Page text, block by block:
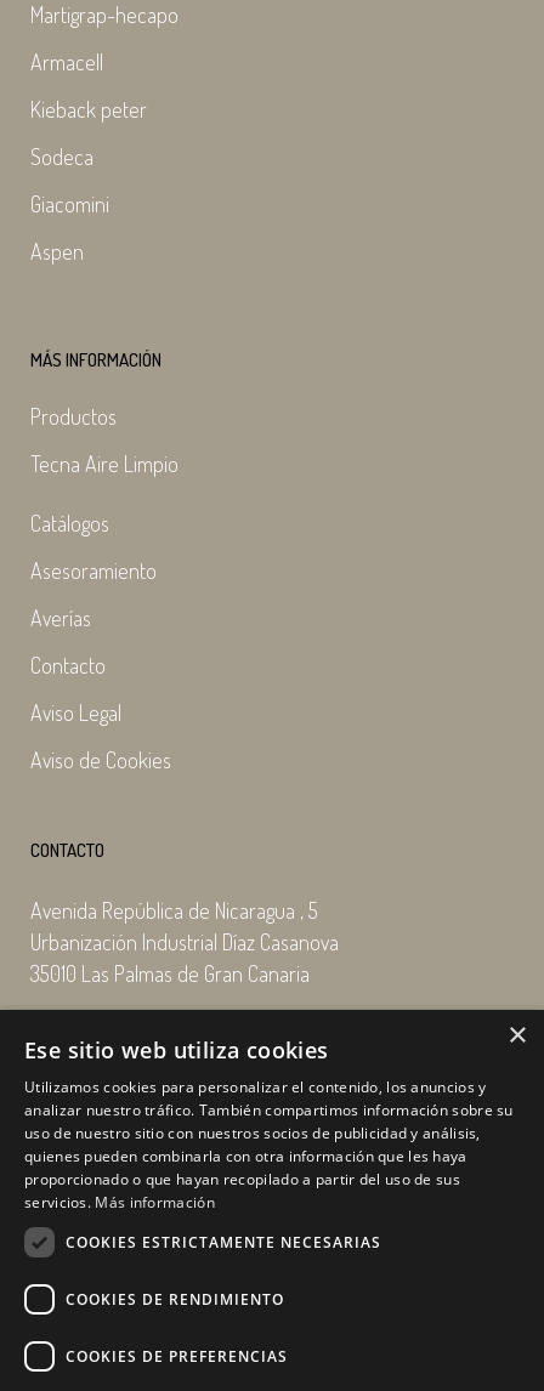
Martigrap-hecapo
Armacell
Kieback peter
Sodeca
Giacomini
Aspen
MÁS INFORMACIÓN
Productos
Tecna Aire Limpio
Catálogos
Asesoramiento
Averías
Contacto
Aviso Legal
Aviso de Cookies
CONTACTO
Avenida República de Nicaragua , 5
Urbanización Industrial Díaz Casanova
35010 Las Palmas de Gran Canaria
Email: enairgy@enairgy.es
Horariode lunes a jueves
de 07:00 a 16:00 horas
viernes de 07:00 a 15:00 horas
sábados y domingo, cerrado.
×
Ese sitio web utiliza cookies
Utilizamos cookies para personalizar el contenido, los anuncios y
analizar nuestro tráfico. También compartimos información sobre su
uso de nuestro sitio con nuestros socios de publicidad y análisis,
quienes pueden combinarla con otra información que les haya
proporcionado o que hayan recopilado a partir del uso de sus
servicios. Más información
COOKIES ESTRICTAMENTE NECESARIAS
COOKIES DE RENDIMIENTO
COOKIES DE PREFERENCIAS